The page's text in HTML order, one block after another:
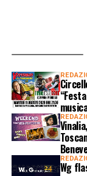
Wg